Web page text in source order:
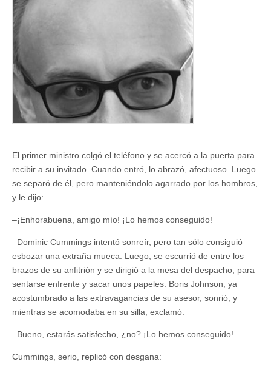
El primer ministro colgó el teléfono y se acercó a la puerta para
recibir a su invitado. Cuando entró, lo abrazó, afectuoso. Luego
se separó de él, pero manteniéndolo agarrado por los hombros,
y le dijo:
–¡Enhorabuena, amigo mío! ¡Lo hemos conseguido!
–Dominic Cummings intentó sonreír, pero tan sólo consiguió
esbozar una extraña mueca. Luego, se escurrió de entre los
brazos de su anfitrión y se dirigió a la mesa del despacho, para
sentarse enfrente y sacar unos papeles. Boris Johnson, ya
acostumbrado a las extravagancias de su asesor, sonrió, y
mientras se acomodaba en su silla, exclamó:
–Bueno, estarás satisfecho, ¿no? ¡Lo hemos conseguido!
Cummings, serio, replicó con desgana: